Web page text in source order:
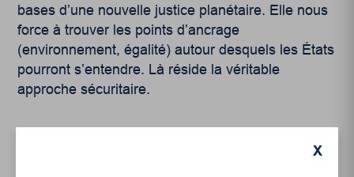
bases d’une nouvelle justice planétaire. Elle nous
force à trouver les points d’ancrage
(environnement, égalité) autour desquels les États
pourront s’entendre. Là réside la véritable
approche sécuritaire.
X